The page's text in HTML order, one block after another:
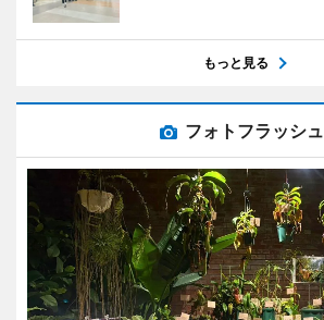
もっと見る
フォトフラッシュ